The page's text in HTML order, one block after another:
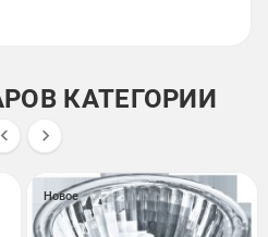
КАТЕГОРИИ
 
Новое